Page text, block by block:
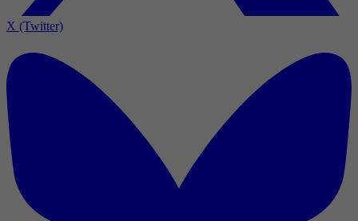
X (Twitter)